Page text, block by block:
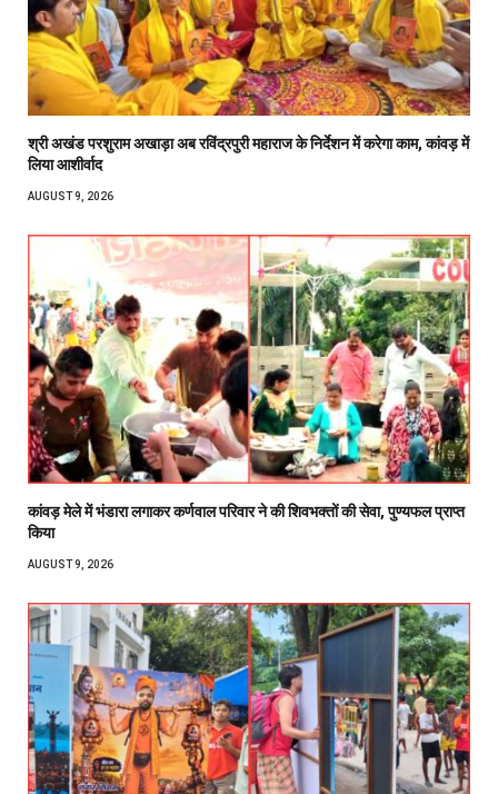
श्री अखंड परशुराम अखाड़ा अब रविंद्रपुरी महाराज के निर्देशन में करेगा काम, कांवड़ में
लिया आशीर्वाद
AUGUST 9, 2026
कांवड़ मेले में भंडारा लगाकर कर्णवाल परिवार ने की शिवभक्तों की सेवा, पुण्यफल प्राप्त
किया
AUGUST 9, 2026